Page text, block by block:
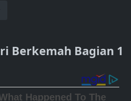
Berkemah Bagian 1